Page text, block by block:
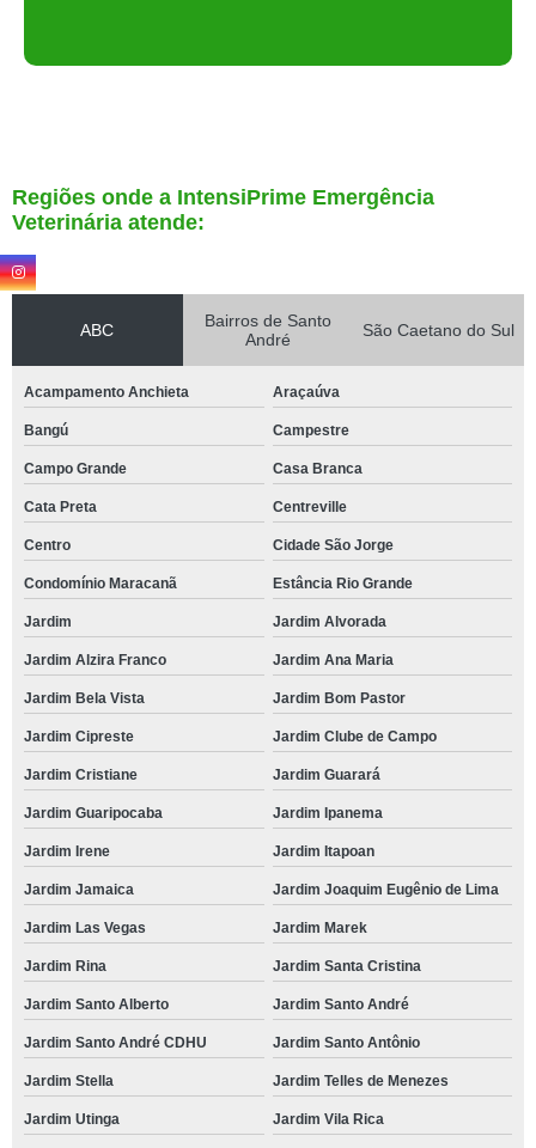
Regiões onde a IntensiPrime Emergência
Veterinária atende:
ABC
Bairros de Santo
André
São Caetano do Sul
Acampamento Anchieta Araçaúva
Bangú Campestre
Campo Grande Casa Branca
Cata Preta Centreville
Centro Cidade São Jorge
Condomínio Maracanã Estância Rio Grande
Jardim Jardim Alvorada
Jardim Alzira Franco Jardim Ana Maria
Jardim Bela Vista Jardim Bom Pastor
Jardim Cipreste Jardim Clube de Campo
Jardim Cristiane Jardim Guarará
Jardim Guaripocaba Jardim Ipanema
Jardim Irene Jardim Itapoan
Jardim Jamaica Jardim Joaquim Eugênio de Lima
Jardim Las Vegas Jardim Marek
Jardim Rina Jardim Santa Cristina
Jardim Santo Alberto Jardim Santo André
Jardim Santo André CDHU Jardim Santo Antônio
Jardim Stella Jardim Telles de Menezes
Jardim Utinga Jardim Vila Rica